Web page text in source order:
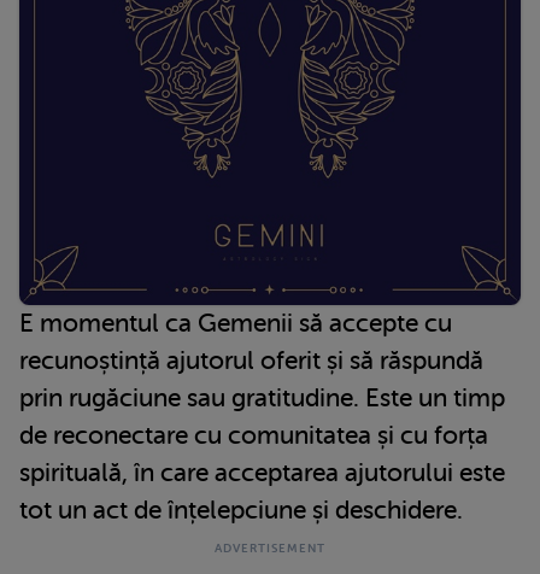
E momentul ca Gemenii să accepte cu
recunoștință ajutorul oferit și să răspundă
prin rugăciune sau gratitudine. Este un timp
de reconectare cu comunitatea și cu forța
spirituală, în care acceptarea ajutorului este
tot un act de înțelepciune și deschidere.